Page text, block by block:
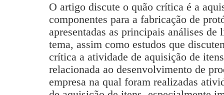
O artigo discute o quão crítica é a
componentes para a fabricação de
apresentadas as principais análises
tema, assim como estudos que
crítica a atividade de aquisição de
relacionada ao desenvolvimento de
empresa na qual foram realizadas